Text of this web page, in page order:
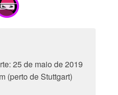
25 de maio de 2019
(perto de Stuttgart)